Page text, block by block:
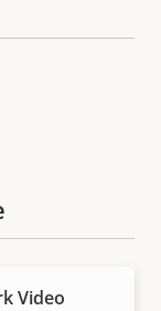
Video